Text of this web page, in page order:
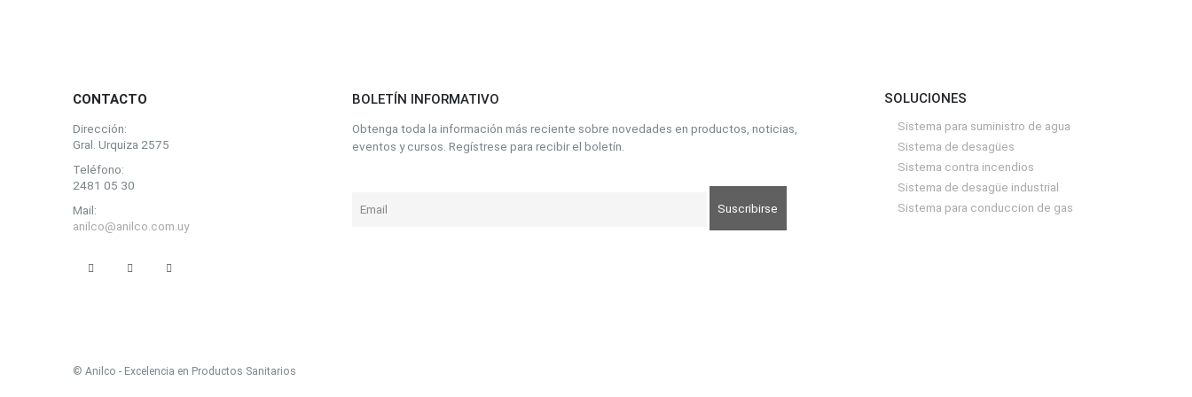
la
página
de
producto
la
página
de
en
página
página
página
de
producto
CONTACTO
Dirección:
Gral. Urquiza 2575
Teléfono:
2481 05 30
Mail:
anilco@anilco.com.uy
BOLETÍN INFORMATIVO
Obtenga toda la información más reciente sobre novedades en productos, noticias,
eventos y cursos. Regístrese para recibir el boletín.
SOLUCIONES
Sistema para suministro de agua
Sistema de desagües
Sistema contra incendios
Sistema de desagüe industrial
Sistema para conduccion de gas
© Anilco - Excelencia en Productos Sanitarios